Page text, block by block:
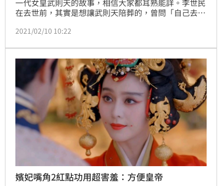
一代女皇武則天的故事，相信大家都耳熟能詳。李世民
在去世前，其實是想讓武則天陪葬的，曾問「自己去世
足以道出一代女皇的睿智，最終讓李世民收了殺心，為
2021/02/10 10:22
嬪妃嘴角2紅點功用超害羞：方便皇帝